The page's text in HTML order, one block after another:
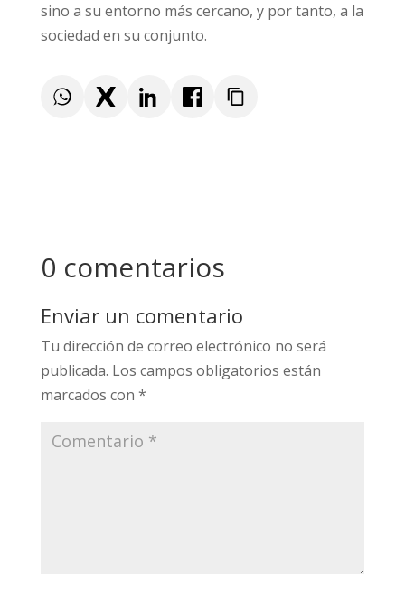
sino a su entorno más cercano, y por tanto, a la
sociedad en su conjunto.
0 comentarios
Enviar un comentario
Tu dirección de correo electrónico no será
publicada. Los campos obligatorios están
marcados con *